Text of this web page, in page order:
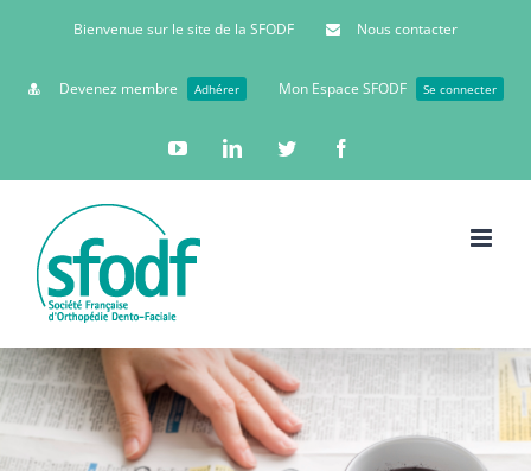
Bienvenue sur le site de la SFODF Nous contacter
Devenez membre Adhérer Mon Espace SFODF Se connecter
YouTubeLinkedinTwitter